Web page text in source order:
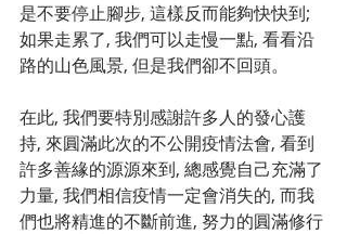
是不要停止腳步, 這樣反而能夠快快到;
如果走累了, 我們可以走慢一點, 看看沿
路的山色風景, 但是我們卻不回頭。
在此, 我們要特別感謝許多人的發心護
持, 來圓滿此次的不公開疫情法會, 看到
許多善緣的源源來到, 總感覺自己充滿了
力量, 我們相信疫情一定會消失的, 而我
們也將精進的不斷前進, 努力的圓滿修行